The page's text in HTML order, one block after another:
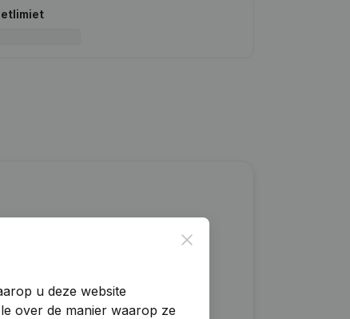
Close
u deze website
over de manier waarop ze